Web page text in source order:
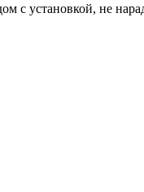
установкой, не